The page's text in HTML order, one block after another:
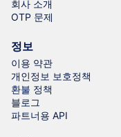
회사 소개
OTP 문제
정보
이용 약관
개인정보 보호정책
환불 정책
블로그
파트너용 API